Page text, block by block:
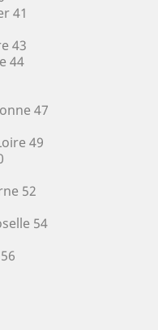
41
43
44
47
49
52
54